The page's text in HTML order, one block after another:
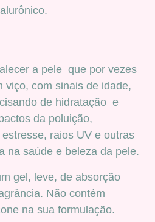
a pele que por vezes
viço, com sinais de idade,
de hidratação e
da poluição,
raios UV e outras
na saúde e beleza da pele.
gel, leve, de absorção
Não contém
na sua formulação.